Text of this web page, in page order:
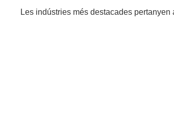
Les indústries més destacades